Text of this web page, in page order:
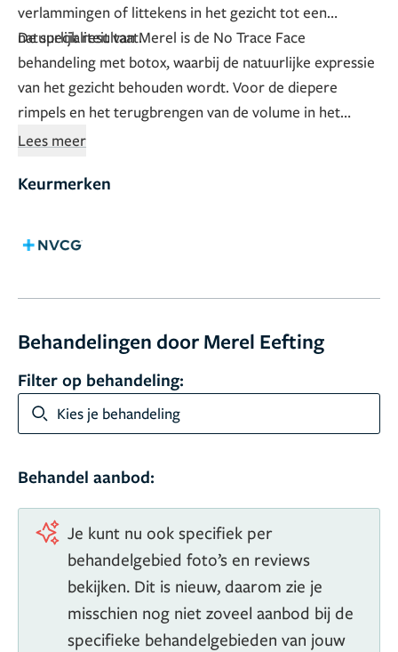
verlammingen of littekens in het gezicht tot een
natuurlijk resultaat.
De specialiteit van Merel is de No Trace Face
behandeling met botox, waarbij de natuurlijke expressie
van het gezicht behouden wordt. Voor de diepere
rimpels en het terugbrengen van de volume in het
gezicht maakt ze gebruik van fillers op basis van
duidelijk en persoonlijk advies, met een goede nazorg
Lees meer
Keurmerken
Behandelingen door Merel Eefting
Filter op behandeling:
Kies je behandeling
Behandel aanbod:
Je kunt nu ook specifiek per
behandelgebied foto’s en reviews
bekijken. Dit is nieuw, daarom zie je
misschien nog niet zoveel aanbod bij de
specifieke behandelgebieden van jouw